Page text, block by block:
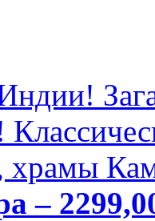
храмы
–